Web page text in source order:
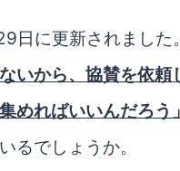
日に更新されました
いから、協賛を依頼
めればいいんだろう」
るでしょうか。